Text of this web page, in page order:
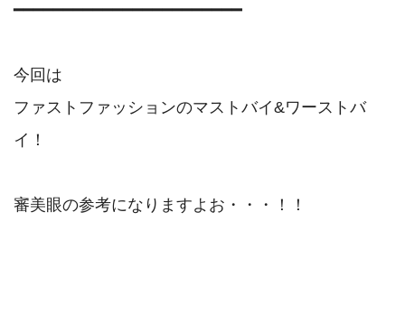
━━━━━━━━━━━━━━━━━━━━━━━
今回は
ファストファッションのマストバイ&ワーストバ
イ！
審美眼の参考になりますよお・・・！！